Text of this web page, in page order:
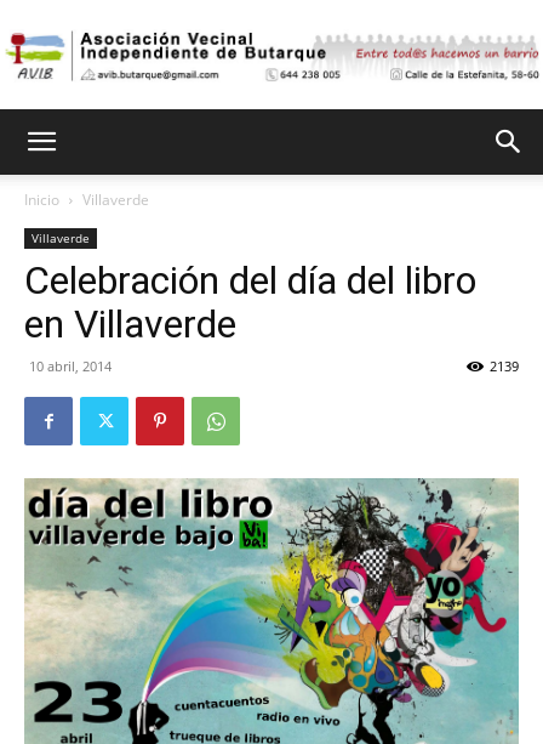
Butarque
Inicio Villaverde
Villaverde
Celebración del día del libro
en Villaverde
10 abril, 2014 2139